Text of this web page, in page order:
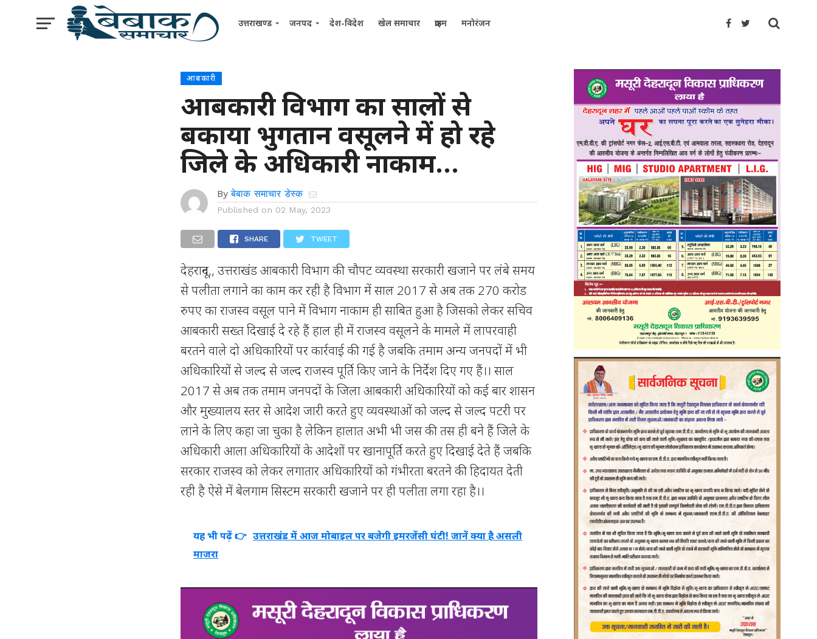
उत्तराखण्ड जनपद देश-विदेश खेल समाचार क्राइम मनोरंजन
आबकारी
आबकारी विभाग का सालों से
बकाया भुगतान वसूलने में हो रहे
जिले के अधिकारी नाकाम…
By बेबाक समाचार डेस्क
Published on 02 May, 2023
SHARE TWEET
देहरादून,, उत्तराखंड आबकारी विभाग की चौपट व्यवस्था सरकारी खजाने पर लंबे समय
से पलीता लगाने का काम कर रही है विभाग में साल 2017 से अब तक 270 करोड
रुपए का राजस्व वसूल पाने में विभाग नाकाम ही साबित हुआ है जिसको लेकर सचिव
आबकारी सख्त दिखाई दे रहे हैं हाल ही में राजस्व वसूलने के मामले में लापरवाही
बरतने वाले दो अधिकारियों पर कार्रवाई की गई है जबकि तमाम अन्य जनपदों में भी
अधिकारियों से जल्द से जल्द राजस्व पूर्ति किए जाने के निर्देश दिए गए हैं।। साल
2017 से अब तक तमाम जनपदों के जिला आबकारी अधिकारियों को कई बार शासन
और मुख्यालय स्तर से आदेश जारी करते हुए व्यवस्थाओं को जल्द से जल्द पटरी पर
लाने के लिए कहा जा चुका है लेकिन हालात अभी भी जस की तस ही बने हैं जिले के
अधिकारी आला अधिकारियों के आदेशों पर खानापूर्ति करते हुए दिखाई देते हैं जबकि
सरकार राजस्व को लेकर लगातार अधिकारियों को गंभीरता बरतने की हिदायत देती
रही है ऐसे में बेलगाम सिस्टम सरकारी खजाने पर ही पलीता लगा रहा है।।
यह भी पढ़ें 👉 उत्तराखंड में आज मोबाइल पर बजेगी इमरजेंसी घंटी! जानें क्या है असली
माजरा